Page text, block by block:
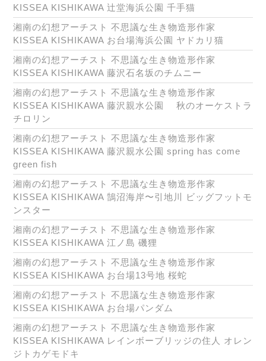
KISSEA KISHIKAWA 辻堂海浜公園 千手猫
湘南の幻想アーチスト 不思議な生き物造形作家
KISSEA KISHIKAWA お台場海浜公園 ヤドカリ猫
湘南の幻想アーチスト 不思議な生き物造形作家
KISSEA KISHIKAWA 藤沢石名坂のチムニー
湘南の幻想アーチスト 不思議な生き物造形作家
KISSEA KISHIKAWA 藤沢親水公園 秋のオーケストラ
チロリン
湘南の幻想アーチスト 不思議な生き物造形作家
KISSEA KISHIKAWA 藤沢親水公園 spring has come
green fish
湘南の幻想アーチスト 不思議な生き物造形作家
KISSEA KISHIKAWA 鵠沼海岸〜引地川 ビッグフットモ
ンスター
湘南の幻想アーチスト 不思議な生き物造形作家
KISSEA KISHIKAWA 江ノ島 磯狸
湘南の幻想アーチスト 不思議な生き物造形作家
KISSEA KISHIKAWA お台場13号地 桜蛇
湘南の幻想アーチスト 不思議な生き物造形作家
KISSEA KISHIKAWA お台場パンダム
湘南の幻想アーチスト 不思議な生き物造形作家
KISSEA KISHIKAWA レインボーブリッジの住人 オレン
ジトカゲモドキ